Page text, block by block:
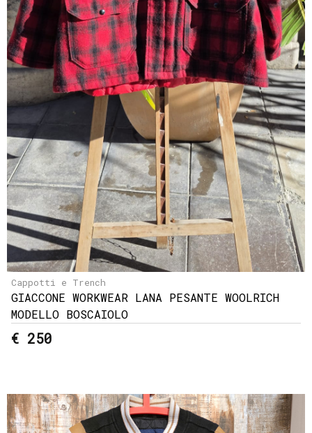
Cappotti e Trench
GIACCONE WORKWEAR LANA PESANTE WOOLRICH
MODELLO BOSCAIOLO
€ 250